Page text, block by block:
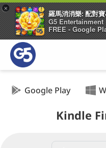
羅馬消消樂: 配對
G5 Entertainment
FREE - Google
+
Google Play
Kindle